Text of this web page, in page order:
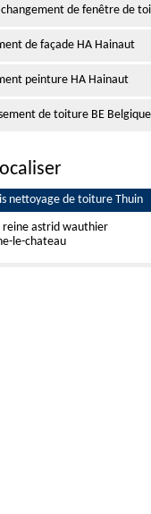
changement de fenêtre de
de façade HA Hainaut
peinture HA Hainaut
de toiture BE Belgique
nettoyage de toiture Thuin
reine astrid wauthier
le-chateau